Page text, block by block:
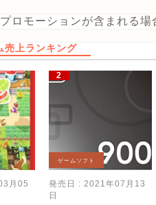
ロモーションが含まれる場
上ランキング
月05
ゲームソフト
発売日 : 2021年07月13
日